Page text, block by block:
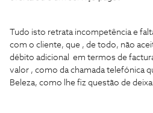
Tudo isto retrata incompetência e
com o cliente, que , de todo, não
débito adicional em termos de
valor , como da chamada telefónica
Beleza, como lhe fiz questão de